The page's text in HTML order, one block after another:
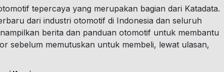
tepercaya yang merupakan bagian dari Katadata.
dari industri otomotif di Indonesia dan seluruh
berita dan panduan otomotif untuk membantu
sebelum memutuskan untuk membeli, lewat ulasan,